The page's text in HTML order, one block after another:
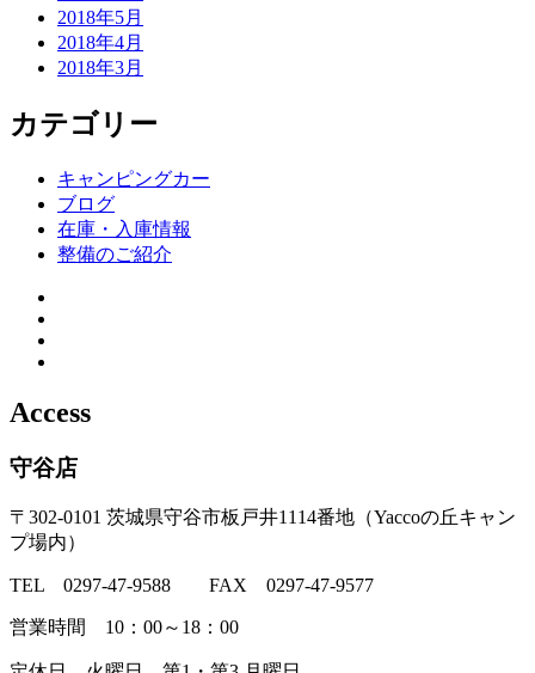
2018年5月
2018年4月
2018年3月
カテゴリー
キャンピングカー
ブログ
在庫・入庫情報
整備のご紹介
Access
守谷店
〒302-0101 茨城県守谷市板戸井1114番地（Yaccoの丘キャン
プ場内）
TEL 0297-47-9588 FAX 0297-47-9577
営業時間 10：00～18：00